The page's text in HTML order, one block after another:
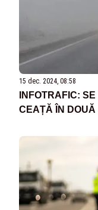
15 dec. 2024, 08:58
INFOTRAFIC:
CEAȚĂ ÎN